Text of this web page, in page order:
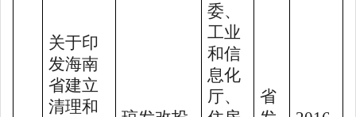
关于印
发海南
省建立
清理和
委、
工业
和信
息化
厅、
省